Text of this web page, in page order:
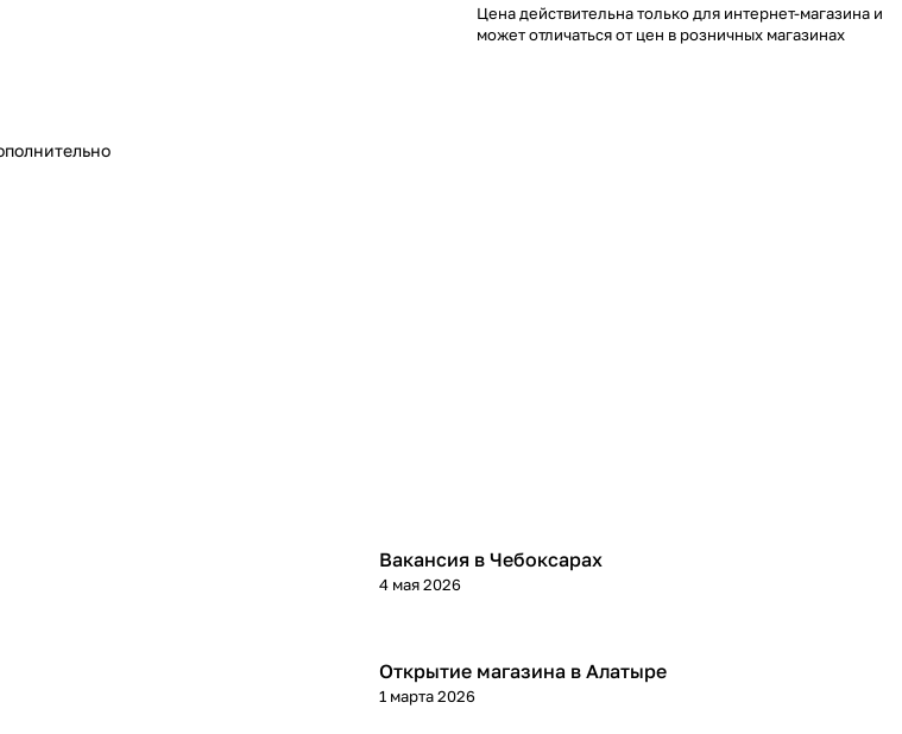
Цена действительна только для интернет-магазина и
может отличаться от цен в розничных магазинах
Вакансия в Чебоксарах
4 мая 2026
Открытие магазина в Алатыре
1 марта 2026